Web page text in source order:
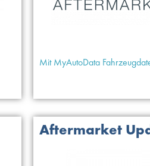
Mit MyAutoData
Aftermarket